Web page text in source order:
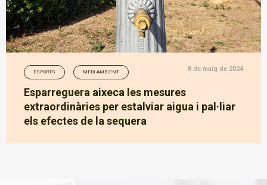
ESPORTS MEDI AMBIENT 8 de maig de 2024
Esparreguera aixeca les mesures
extraordinàries per estalviar aigua i pal·liar
els efectes de la sequera